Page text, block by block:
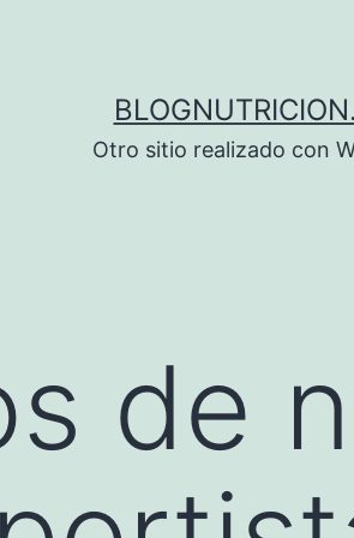
Otro sitio realizado con
de